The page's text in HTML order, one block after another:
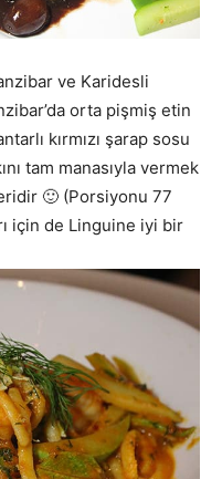
ve Karidesli
orta pişmiş etin
kırmızı şarap sosu
tam manasıyla vermek
🙂 (Porsiyonu 77
için de Linguine iyi bir